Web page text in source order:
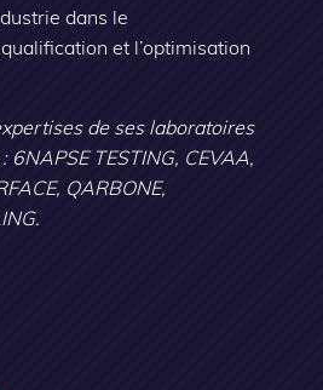
dans le
et l’optimisation
de ses laboratoires
6NAPSE TESTING, CEVAA,
QARBONE,